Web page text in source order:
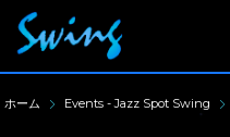
ホーム Events - Jazz Spot Swing